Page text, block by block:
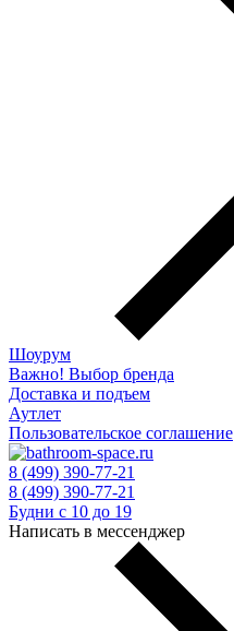
Шоурум
Важно! Выбор бренда
Доставка и подъем
Аутлет
Пользовательское соглашение
8 (499) 390-77-21
8 (499) 390-77-21
Будни с 10 до 19
Написать в мессенджер